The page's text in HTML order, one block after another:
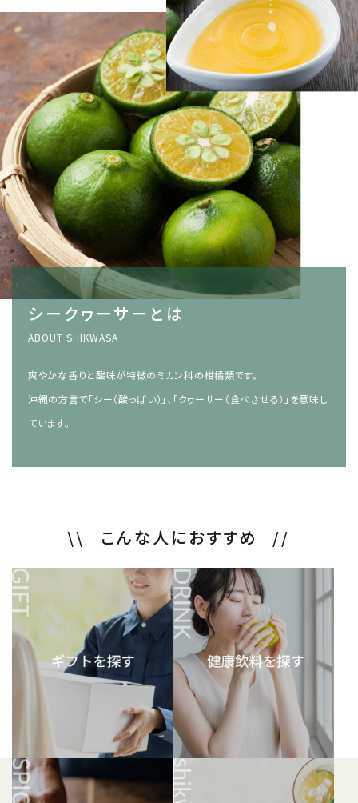
シークヮーサーとは
ABOUT SHIKWASA
爽やかな香りと酸味が特徴のミカン科の柑橘類です。
沖縄の方言で「シー（酸っぱい）」、「クヮーサー（食べさせる）」を意味し
ています。
こんな人におすすめ